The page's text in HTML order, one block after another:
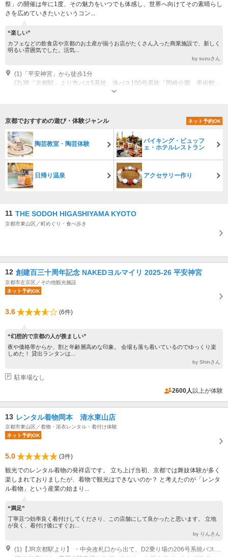
祭」の開催は年に1度、その魅力をいつでも体感し、世界へ向けてその素晴らし
さを広めていきたいというコン...
“楽しい”
カフェなどの飲食店や京都のお土産が揃うお店がたくさん入った商業施設で、新しく
明るい雰囲気でした。活気...
by suzuさん
(1)「平安神宮」から徒歩1分
営業時間：10：00～18：00 定休日：年中無休
京都でおすすめの遊び・体験ジャンル ネット予約OK
陶芸教室・陶芸体験
バイキング・ビュッフ
ェ・ホテルレストラン
日帰り温泉 アクセサリー作り
11 THE SODOH HIGASHIYAMA KYOTO
京都市東山区／町めぐり・食べ歩き
12 創建百三十周年記念 NAKEDヨルマイリ 2025-26 平安神宮
京都市左京区／その他観光施設
ネット予約OK
3.6 (6件)
“幻想的で京都の人が羨ましい”
夜や価格帯からか、割と年齢層高めな印象。 会場も落ち着いているのでゆっくり楽
しめた！ 貸出ランタンは...
by Shinさん
駐車場なし
2600人 以上が体験
13 レンタル着物岡本 清水東山店
京都市東山区／着物・浴衣レンタル・着付け体験
ネット予約OK
5.0
(3件)
観光でのレンタル着物の発祥店です。 立ち上げ当初、京都では舞妓体験が多く
楽しまれておりましたが、着物で観光はできないのか？ と考えたのが「レンタ
ル着物」という産業の始まり...
“満足”
丁寧且つ効率良く着付けしてくださり、この店舗にして良かったと思います。 立地
が良く、着付け後にすぐお...
by りんさん
(1)【JR京都駅より】 ・中央改札口から出て、D2乗り場の206号系統バスに乗車、 「清水道」で下車すぐ。 ・中央改札口から出て、D1乗り場の急行100（洛西バス）に 乗車、「清水道」で下車すぐ。 【京阪「清水五条駅」より】 ・徒歩15分 【京阪「祇園四条駅」より】 ・7番出口から出て、バス停「四条京阪前」の207号系統バスに乗車、「清水道」で下車すぐ。 【阪急「河原町駅」より】 ・6番出口から出て、バス停「四条河原町」の207号系統バス に乗車、「清水道」で下車すぐ。